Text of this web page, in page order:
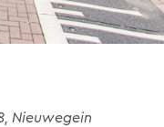
Nieuwegein